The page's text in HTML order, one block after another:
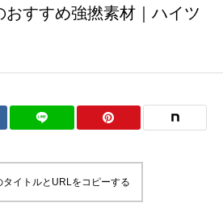
おすすめ強撚素材｜ハイツ
タイトルとURLをコピーする